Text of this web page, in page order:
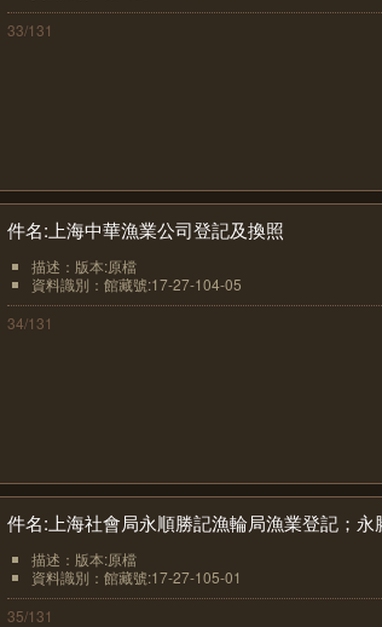
33/131
件名:上海中華漁業公司登記及換照
描述：版本:原檔
資料識別：館藏號:17-27-104-05
34/131
件名:上海社會局永順勝記漁輪局漁業登記；永
描述：版本:原檔
資料識別：館藏號:17-27-105-01
35/131